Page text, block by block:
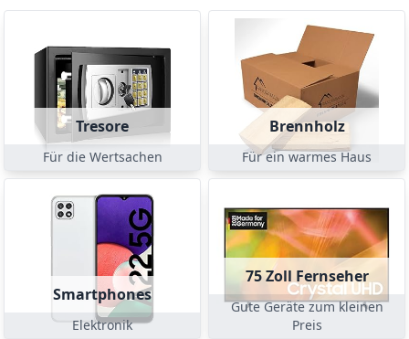
Tresore
Für die Wertsachen
Brennholz
Für ein warmes Haus
Smartphones
Elektronik
75 Zoll Fernseher
Gute Geräte zum kleinen
Preis